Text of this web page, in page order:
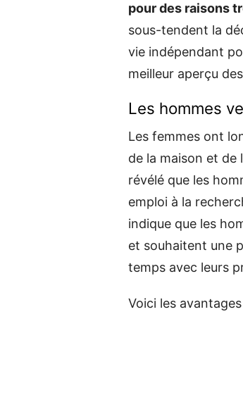
pour des raisons
sous-tendent la
vie indépendant
meilleur aperçu
Les hommes
Les femmes ont
de la maison et de
révélé que les
emploi à la
indique que les
et souhaitent une
temps avec leurs
Voici les